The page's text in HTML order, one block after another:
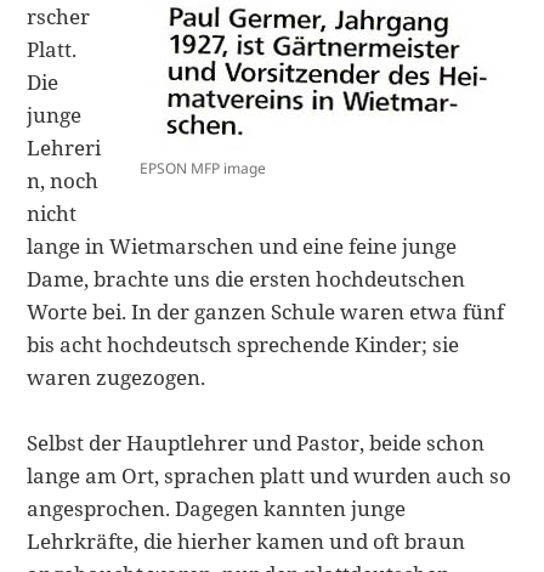
EPSON MFP image
rscher
Platt.
Die
junge
Lehreri
n, noch
nicht
lange in Wietmarschen und eine feine junge
Dame, brachte uns die ersten hochdeut­schen
Worte bei. In der ganzen Schule waren etwa fünf
bis acht hochdeutsch sprechende Kinder; sie
waren zu­gezogen.
Selbst der Hauptlehrer und Pastor, beide schon
lange am Ort, sprachen platt und wurden auch so
angespro­chen. Dagegen kannten junge
Lehrkräfte, die hierher kamen und oft braun